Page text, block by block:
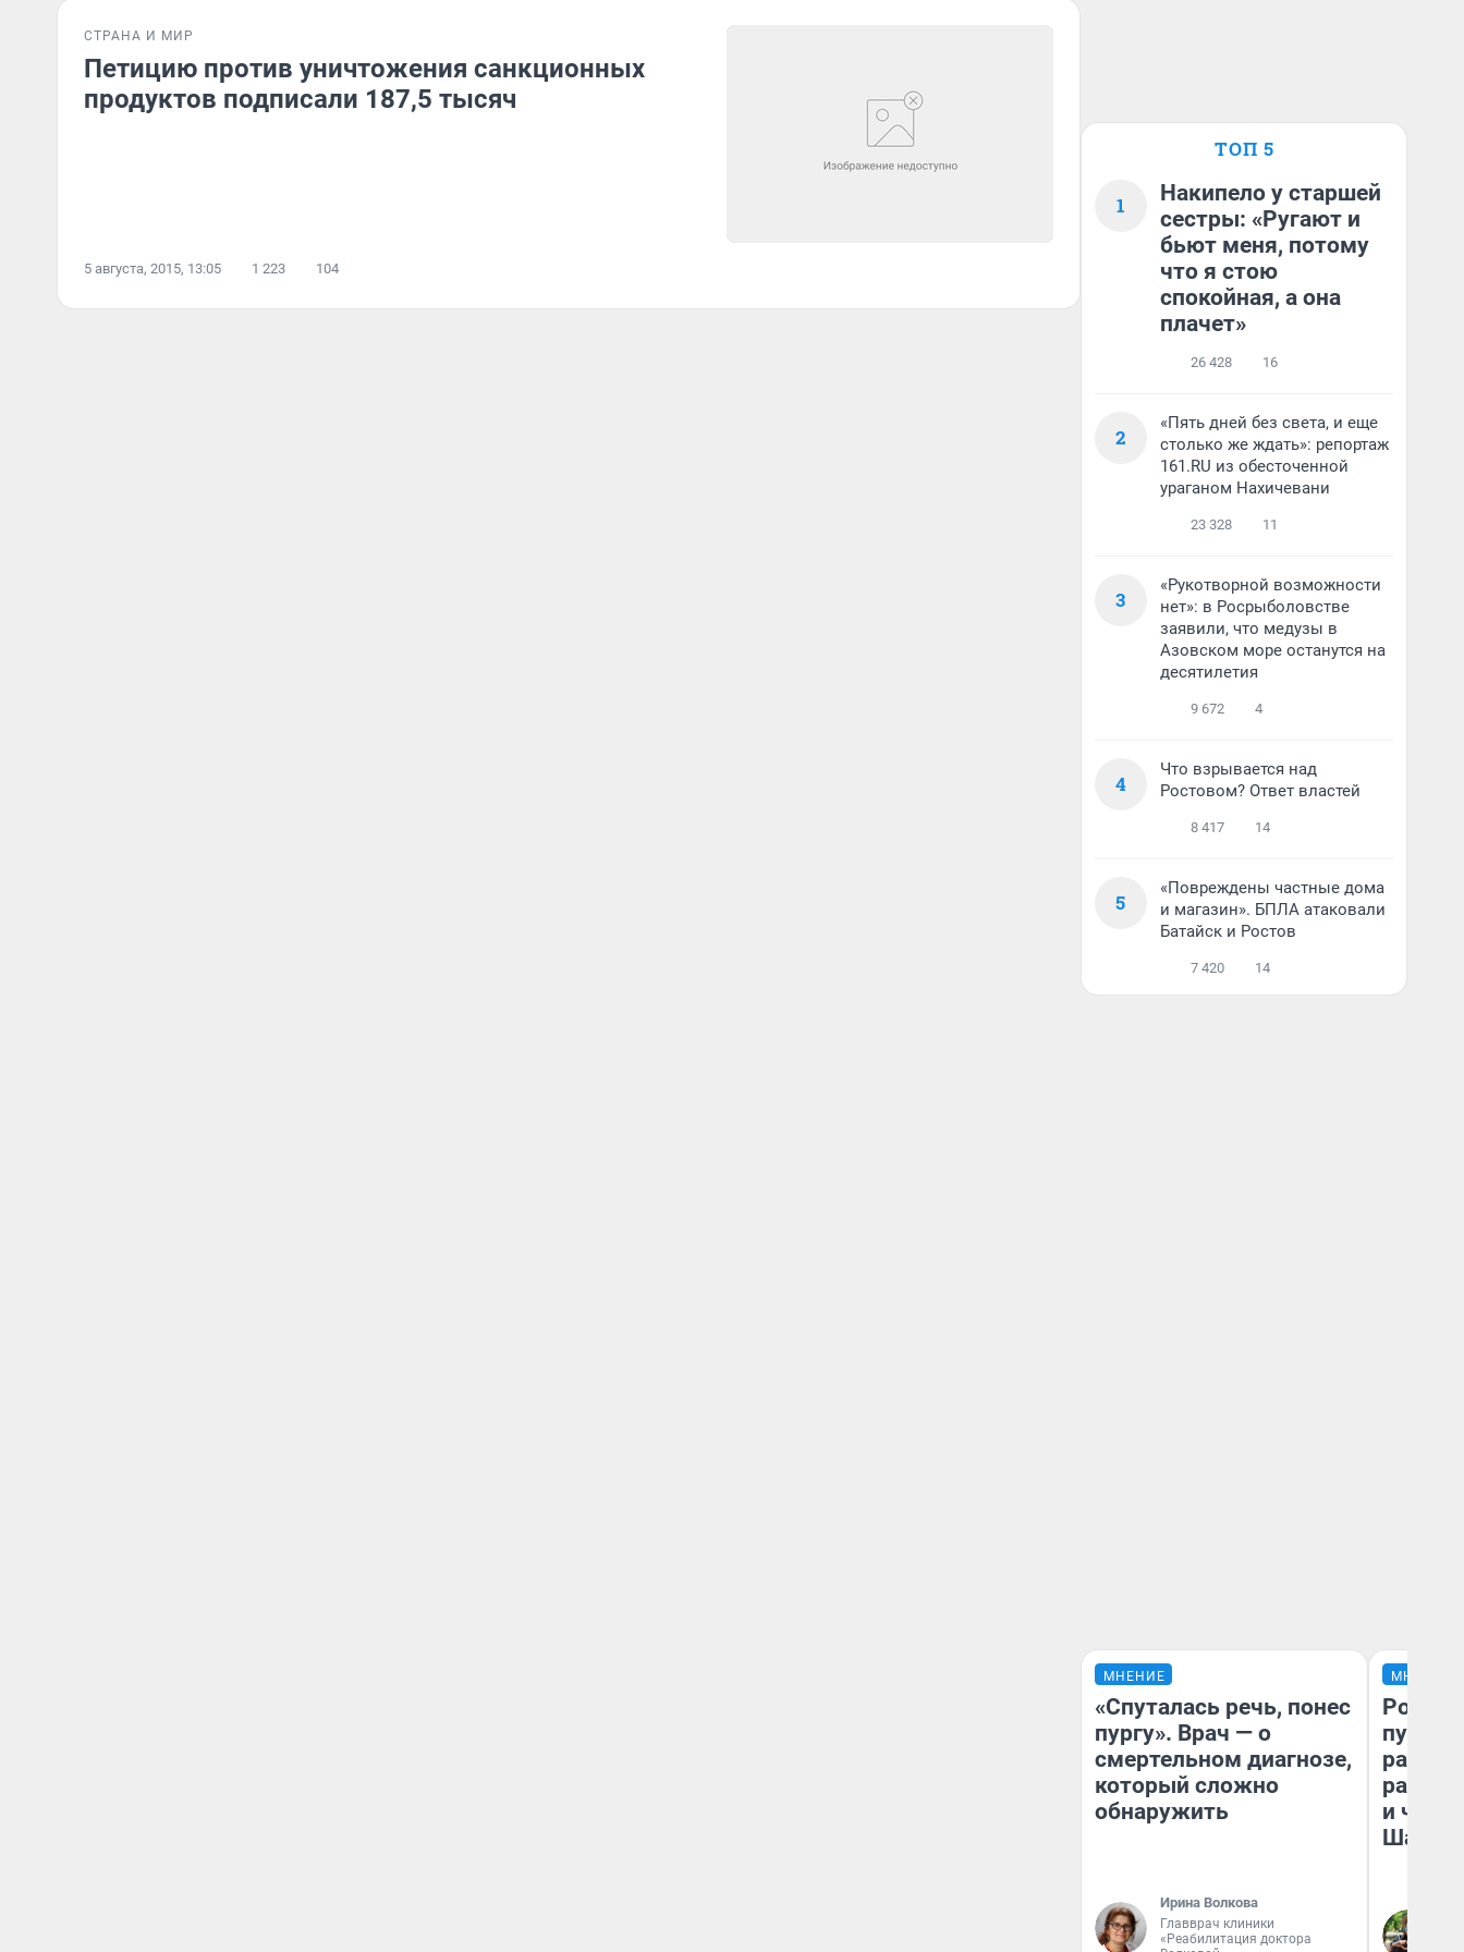
СТРАНА И МИР
Петицию против уничтожения санкционных
продуктов подписали 187,5 тысяч
5 августа, 2015, 13:05 1 223 104
ТОП 5
1
Накипело у старшей
сестры: «Ругают и
бьют меня, потому
что я стою
спокойная, а она
плачет»
26 428 16
2
«Пять дней без света, и еще
столько же ждать»: репортаж
161.RU из обесточенной
ураганом Нахичевани
23 328 11
3
«Рукотворной возможности
нет»: в Росрыболовстве
заявили, что медузы в
Азовском море останутся на
десятилетия
9 672 4
4
Что взрывается над
Ростовом? Ответ властей
8 417 14
5
«Повреждены частные дома
и магазин». БПЛА атаковали
Батайск и Ростов
7 420 14
МНЕНИЕ
«Спуталась речь, понес
пургу». Врач — о
смертельном диагнозе,
который сложно
обнаружить
Ирина Волкова
Главврач клиники
«Реабилитация доктора
МНЕНИЕ
и чем